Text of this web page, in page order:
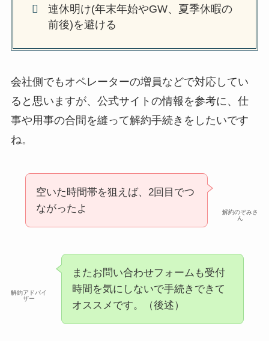
連休明け(年末年始やGW、夏季休暇の
前後)を避ける
会社側でもオペレーターの増員などで対応してい
ると思いますが、公式サイトの情報を参考に、仕
事や用事の合間を縫って解約手続きをしたいです
ね。
解約のぞみさ
ん
空いた時間帯を狙えば、2回目でつ
ながったよ
解約アドバイ
ザー
またお問い合わせフォームも受付
時間を気にしないで手続きできて
オススメです。（後述）